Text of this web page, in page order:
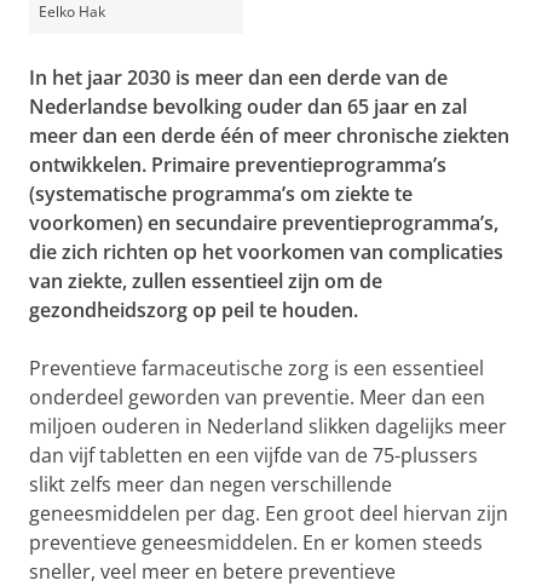
Eelko Hak
In het jaar 2030 is meer dan een derde van de
Nederlandse bevolking ouder dan 65 jaar en zal
meer dan een derde één of meer chronische ziekten
ontwikkelen. Primaire preventieprogramma’s
(systematische programma’s om ziekte te
voorkomen) en secundaire preventieprogramma’s,
die zich richten op het voorkomen van complicaties
van ziekte, zullen essentieel zijn om de
gezondheidszorg op peil te houden.
Preventieve farmaceutische zorg is een essentieel
onderdeel geworden van preventie. Meer dan een
miljoen ouderen in Nederland slikken dagelijks meer
dan vijf tabletten en een vijfde van de 75-plussers
slikt zelfs meer dan negen verschillende
geneesmiddelen per dag. Een groot deel hiervan zijn
preventieve geneesmiddelen. En er komen steeds
sneller, veel meer en betere preventieve